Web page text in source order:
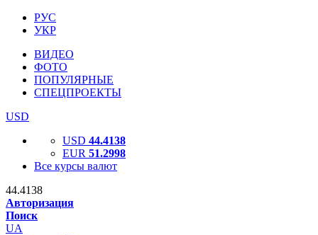
РУС
УКР
ВИДЕО
ФОТО
ПОПУЛЯРНЫЕ
СПЕЦПРОЕКТЫ
USD
USD 44.4138
EUR 51.2998
Все курсы валют
44.4138
Авторизация
Поиск
UA